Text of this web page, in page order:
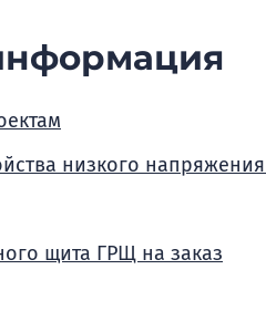
низкого
щита ГРЩ на заказ